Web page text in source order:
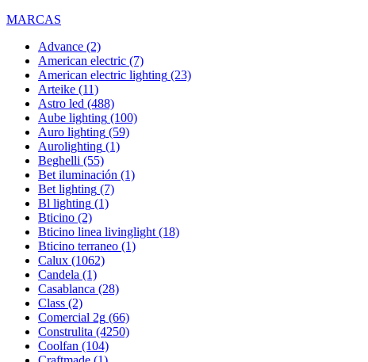
MARCAS
Advance (2)
American electric (7)
American electric lighting (23)
Arteike (11)
Astro led (488)
Aube lighting (100)
Auro lighting (59)
Aurolighting (1)
Beghelli (55)
Bet iluminación (1)
Bet lighting (7)
Bl lighting (1)
Bticino (2)
Bticino linea livinglight (18)
Bticino terraneo (1)
Calux (1062)
Candela (1)
Casablanca (28)
Class (2)
Comercial 2g (66)
Construlita (4250)
Coolfan (104)